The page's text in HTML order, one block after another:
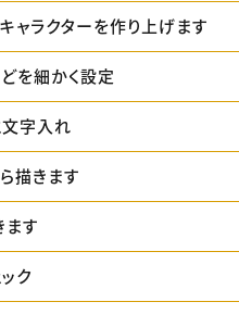
ャラクターを作り上げます
を細かく設定
字入れ
描きます
す
ク